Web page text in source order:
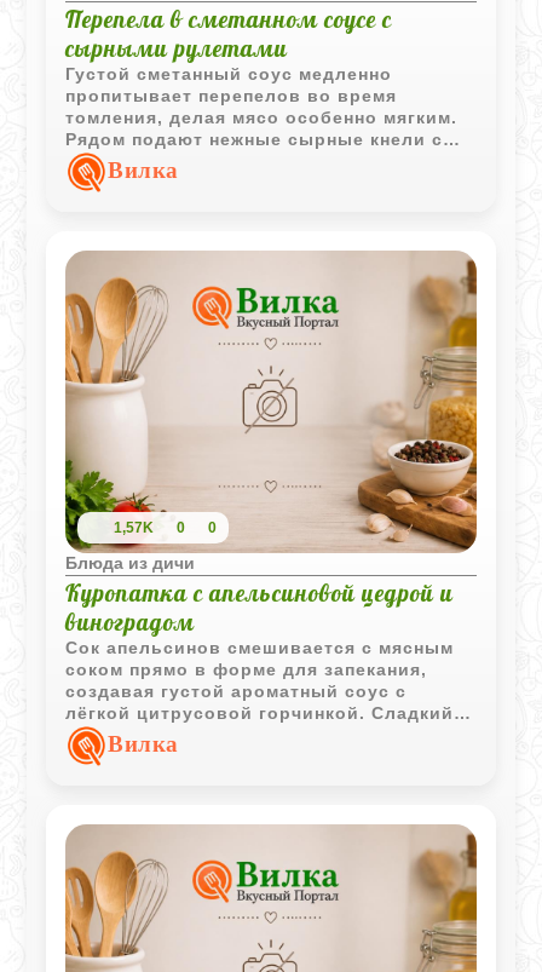
Перепела в сметанном соусе с
сырными рулетами
Густой сметанный соус медленно
пропитывает перепелов во время
томления, делая мясо особенно мягким.
Рядом подают нежные сырные кнели с
лёгким сливочным вкусом - они
впитывают горячий соус не хуже свежего
Вилка
1,57K 0 0
Блюда из дичи
Куропатка с апельсиновой цедрой и
виноградом
Сок апельсинов смешивается с мясным
соком прямо в форме для запекания,
создавая густой ароматный соус с
лёгкой цитрусовой горчинкой. Сладкий
виноград рядом с горячей дичью делает
вкус неожиданно мягким и праздничным.
Вилка